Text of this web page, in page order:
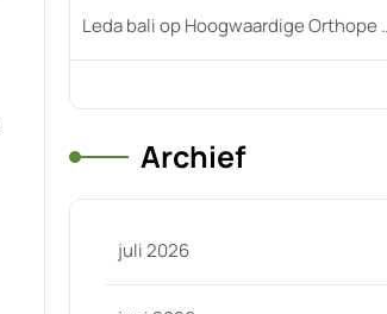
Leda baliopHoogwaardige Orthope
Archief
juli 2026